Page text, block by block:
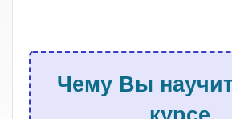
Чему Вы